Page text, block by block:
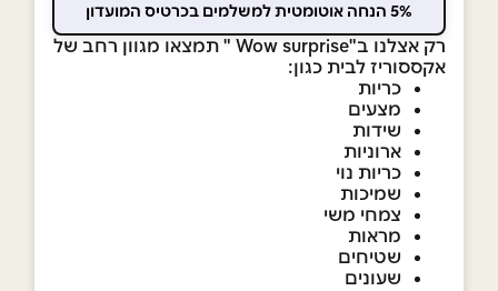
5% הנחה אוטומטית למשלמים בכרטיס המועדון
רק אצלנו ב"Wow surprise " תמצאו מגוון רחב של
אקססוריז לבית כגון:
כריות
מצעים
שידות
ארוניות
כריות נוי
שמיכות
צמחי משי
מראות
שטיחים
שעונים